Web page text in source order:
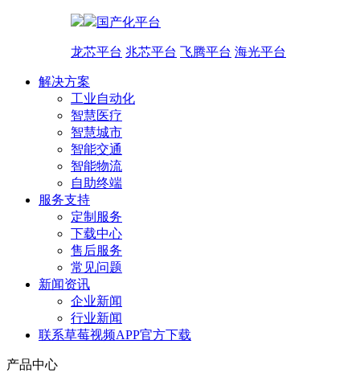
国产化平台
龙芯平台 兆芯平台 飞腾平台 海光平台
解决方案
工业自动化
智慧医疗
智慧城市
智能交通
智能物流
自助终端
服务支持
定制服务
下载中心
售后服务
常见问题
新闻资讯
企业新闻
行业新闻
联系草莓视频APP官方下载
产品中心